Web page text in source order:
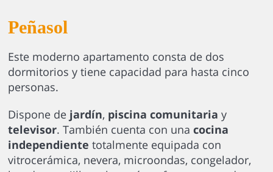
Peñasol
Este moderno apartamento consta de dos
dormitorios y tiene capacidad para hasta cinco
personas.
Dispone de jardín, piscina comunitaria y
televisor. También cuenta con una cocina
independiente totalmente equipada con
vitrocerámica, nevera, microondas, congelador,